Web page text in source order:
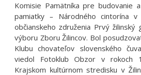
Komisie Pamätníka pre budovanie
pamiatky – Národného cintorína v
občianskeho združenia Prvý žilinský
výboru Zboru Žilincov. Bol
Klubu chovateľov slovenského
viedol Fotoklub Obzor v rokoch
Krajskom kultúrnom stredisku v